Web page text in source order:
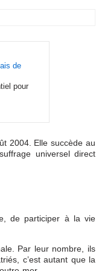
de
pour
2004. Elle succède au
universel direct
de participer à la vie
Par leur nombre, ils
c’est autant que la